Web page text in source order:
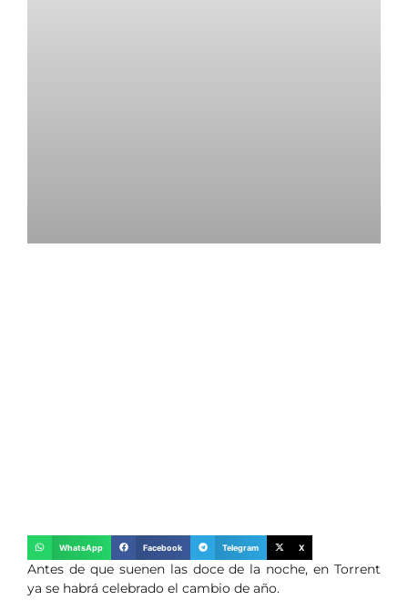
WhatsApp Facebook Telegram X
Antes de que suenen las doce de la noche, en Torrent
ya se habrá celebrado el cambio de año.